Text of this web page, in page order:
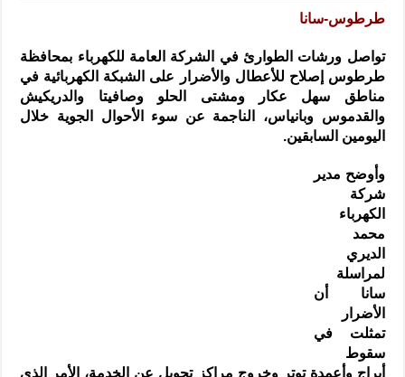
طرطوس-سانا
تواصل ورشات الطوارئ في الشركة العامة للكهرباء بمحافظة
طرطوس إصلاح للأعطال والأضرار على الشبكة الكهربائية في
مناطق سهل عكار ومشتى الحلو وصافيتا والدريكيش
والقدموس وبانياس، الناجمة عن سوء الأحوال الجوية خلال
اليومين السابقين.
وأوضح مدير
شركة
الكهرباء
محمد
الديري
لمراسلة
سانا أن
الأضرار
تمثلت في
سقوط
أبراج وأعمدة توتر وخروج مراكز تحويل عن الخدمة، الأمر الذي